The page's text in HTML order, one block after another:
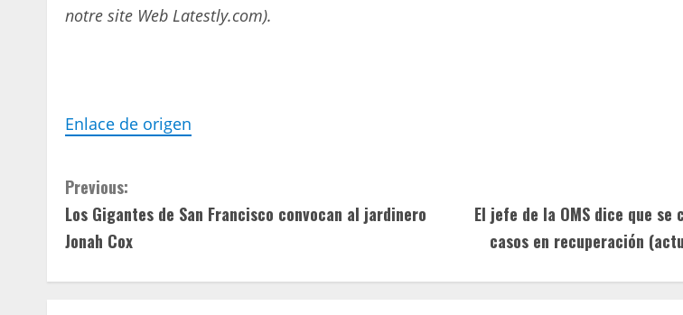
notre site Web Latestly.com).
Enlace de origen
C
o
Previous:
Los Gigantes de San Francisco convocan al jardinero
Jonah Cox
El jefe de la OMS dice que se
casos en recuperación